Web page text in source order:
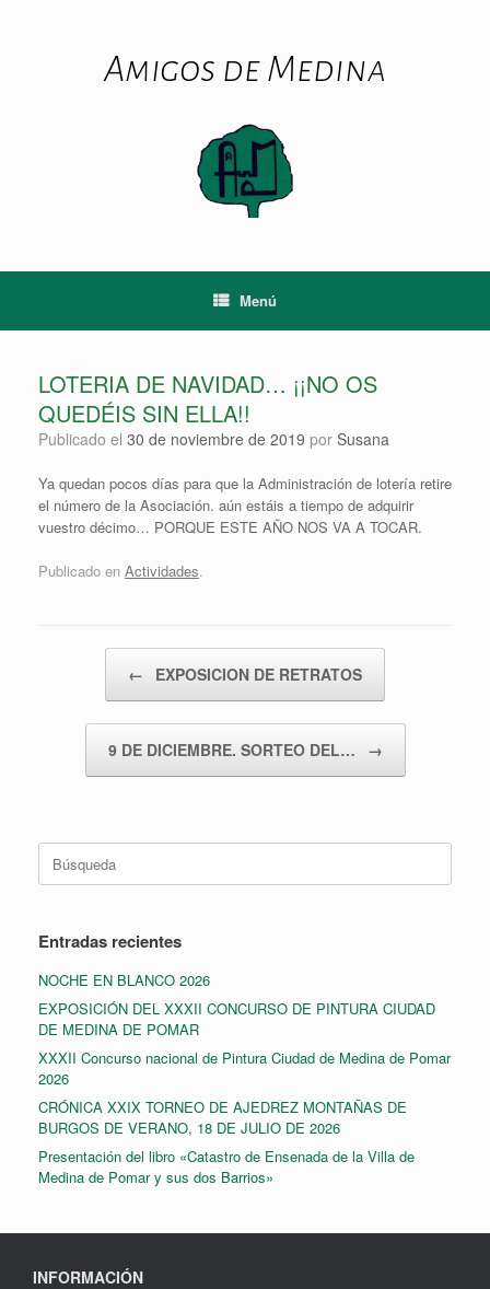
Amigos de Medina
Menú
LOTERIA DE NAVIDAD… ¡¡NO OS
QUEDÉIS SIN ELLA!!
Publicado el 30 de noviembre de 2019 por Susana
Ya quedan pocos días para que la Administración de lotería retire
el número de la Asociación. aún estáis a tiempo de adquirir
vuestro décimo… PORQUE ESTE AÑO NOS VA A TOCAR.
Publicado en Actividades.
← EXPOSICION DE RETRATOS
9 DE DICIEMBRE. SORTEO DEL… →
Buscar:
Entradas recientes
NOCHE EN BLANCO 2026
EXPOSICIÓN DEL XXXII CONCURSO DE PINTURA CIUDAD
DE MEDINA DE POMAR
XXXII Concurso nacional de Pintura Ciudad de Medina de Pomar
2026
CRÓNICA XXIX TORNEO DE AJEDREZ MONTAÑAS DE
BURGOS DE VERANO, 18 DE JULIO DE 2026
Presentación del libro «Catastro de Ensenada de la Villa de
Medina de Pomar y sus dos Barrios»
INFORMACIÓN